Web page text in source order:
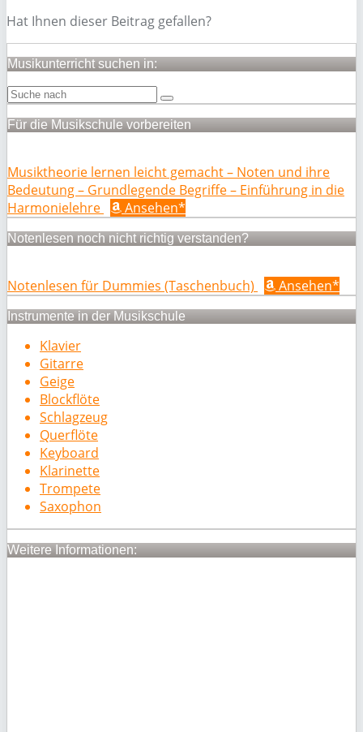
Hat Ihnen dieser Beitrag gefallen?
Musikunterricht suchen in:
Für die Musikschule vorbereiten
Musiktheorie lernen leicht gemacht – Noten und ihre
Bedeutung – Grundlegende Begriffe – Einführung in die
Harmonielehre
Ansehen*
Notenlesen noch nicht richtig verstanden?
Notenlesen für Dummies (Taschenbuch) Ansehen*
Instrumente in der Musikschule
Klavier
Gitarre
Geige
Blockflöte
Schlagzeug
Querflöte
Keyboard
Klarinette
Trompete
Saxophon
Weitere Informationen: